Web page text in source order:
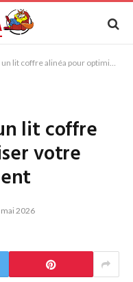
pour optimiser votre espace de rangement
lit coffre
votre
2026